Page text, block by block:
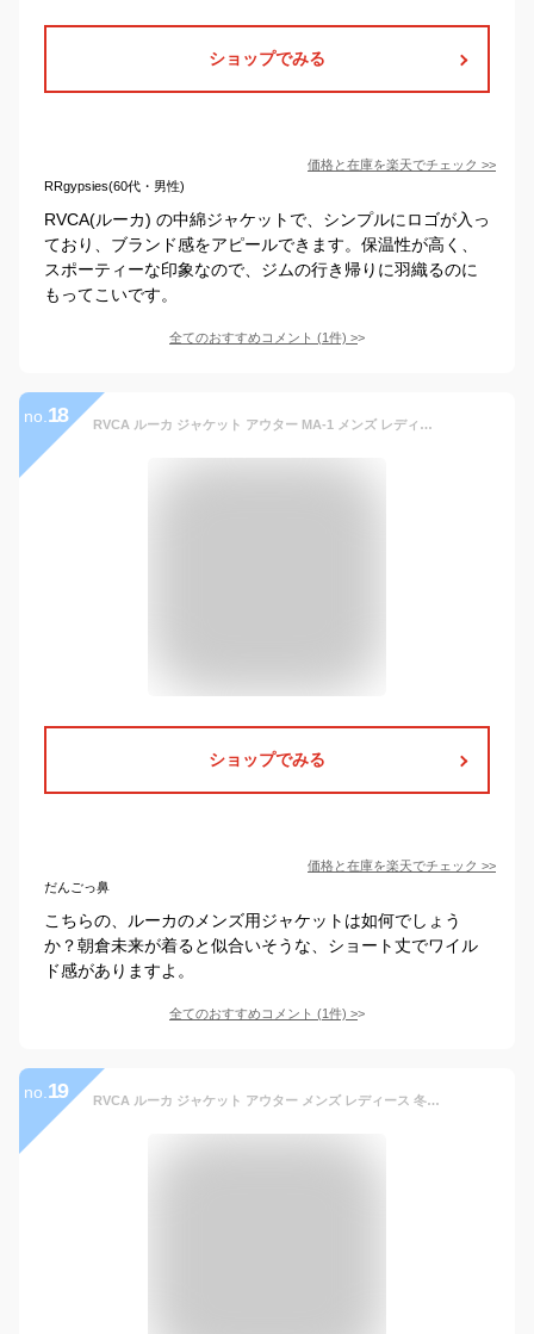
ショップでみる
価格と在庫を楽天でチェック >>
RRgypsies(60代・男性)
RVCA(ルーカ) の中綿ジャケットで、シンプルにロゴが入っ
ており、ブランド感をアピールできます。保温性が高く、
スポーティーな印象なので、ジムの行き帰りに羽織るのに
もってこいです。
全てのおすすめコメント (1件) >
no. 18 RVCA ルーカ ジャケット アウター MA-1 メンズ レディース 中綿 大きいサイズ 冬 ショート丈 おしゃれ かわいい ブランド モコモコ もこもこ リバーシブル HOTH MA-1 JACKET ルカ ロゴ 刺繍 ビッグシルエット 防寒 BB042-761 ハロウィン ギフト プレゼント
ショップでみる
価格と在庫を楽天でチェック >>
だんごっ鼻
こちらの、ルーカのメンズ用ジャケットは如何でしょう
か？朝倉未来が着ると似合いそうな、ショート丈でワイル
ド感がありますよ。
全てのおすすめコメント (1件) >
no. 19 RVCA ルーカ ジャケット アウター メンズ レディース 冬 大きいサイズ ブランド おしゃれ MOUNTAIN PUFFER JACKET マウンテン パファー ジャケット 中綿アウター 中綿ジャケット 2021 秋冬 ストリート スケーター BB042-765 ハロウィン ギフト プレゼント